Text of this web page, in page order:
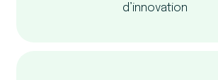
d’innovation